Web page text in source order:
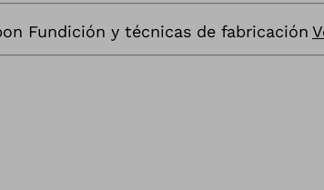
Fundición y técnicas de fabricación